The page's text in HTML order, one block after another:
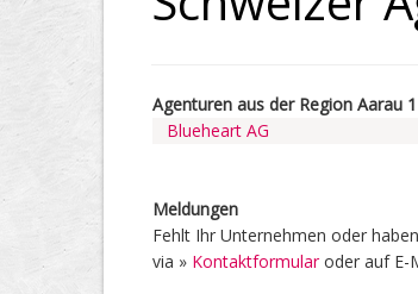
Agenturen aus der Region Aarau
Blueheart AG
Meldungen
Fehlt Ihr Unternehmen oder
via » Kontaktformularoder auf E-